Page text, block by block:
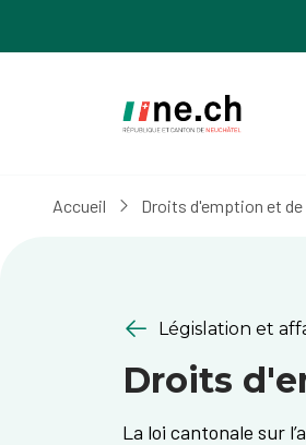
Accueil Droits d'emption et
Législation et
Droits
La loi cantonale sur